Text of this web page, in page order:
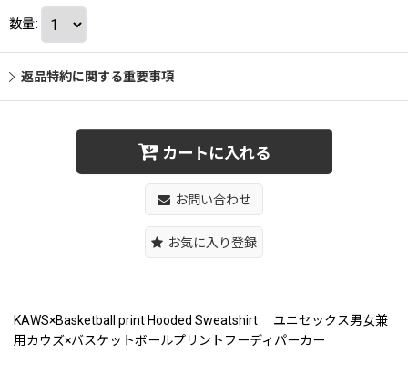
数量:
返品特約に関する重要事項
カートに入れる
お問い合わせ
お気に入り登録
KAWS×Basketball print Hooded Sweatshirt ユニセックス男女兼
用カウズ×バスケットボールプリントフーディパーカー